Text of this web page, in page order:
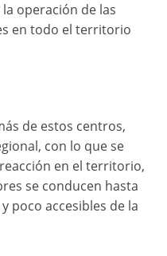
operación de las
en todo el territorio
de estos centros,
con lo que se
en el territorio,
se conducen hasta
poco accesibles de la